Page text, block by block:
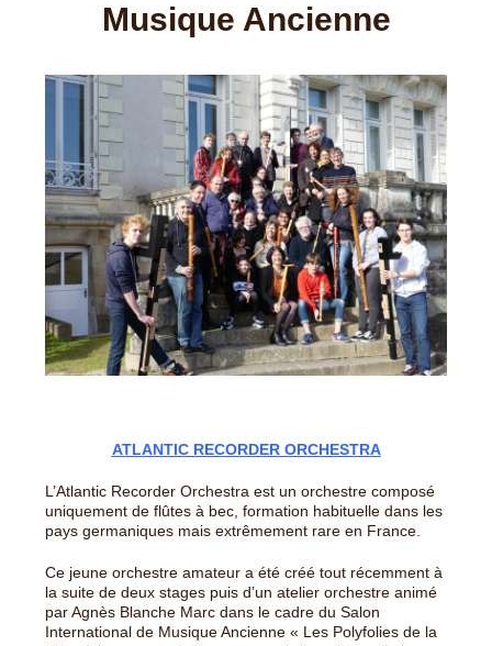
Musique Ancienne
ATLANTIC RECORDER ORCHESTRA
L’Atlantic Recorder Orchestra est un orchestre composé
uniquement de flûtes à bec, formation habituelle dans les
pays germaniques mais extrêmement rare en France.
Ce jeune orchestre amateur a été créé tout récemment à
la suite de deux stages puis d’un atelier orchestre animé
par Agnès Blanche Marc dans le cadre du Salon
International de Musique Ancienne « Les Polyfolies de la